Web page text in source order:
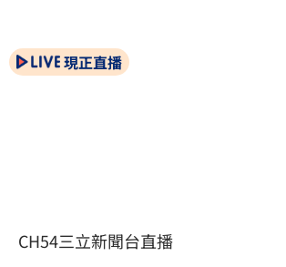
現正直播
CH54三立新聞台直播